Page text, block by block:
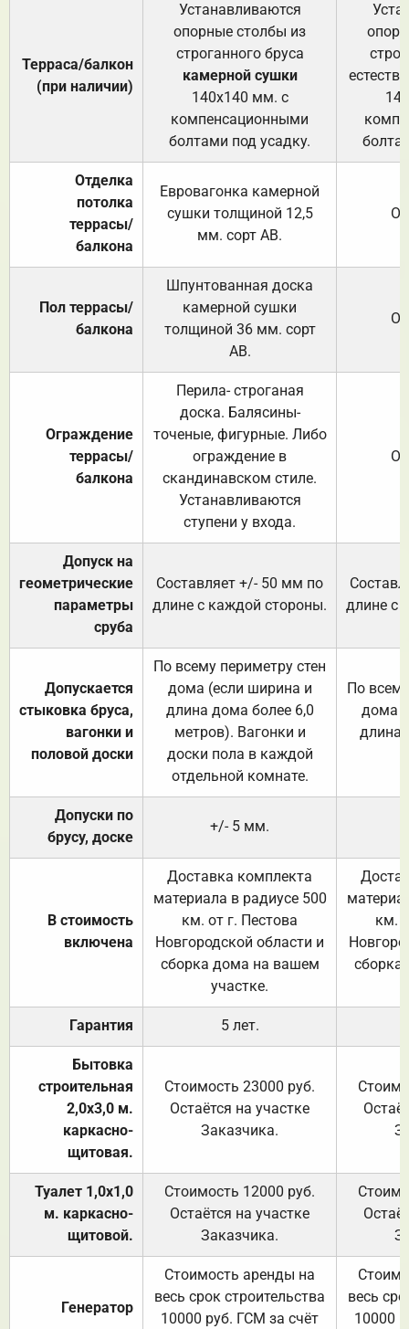
Терраса/балкон
(при наличии)
Устанавливаются
опорные столбы из
строганного бруса
камерной сушки
140х140 мм. с
компенсационными
болтами под усадку.
Отделка
потолка
террасы/
балкона
Евровагонка камерной
сушки толщиной 12,5
мм. сорт АВ.
Пол террасы/
балкона
Шпунтованная доска
камерной сушки
толщиной 36 мм. сорт
АВ.
Ограждение
террасы/
балкона
Перила- строганая
доска. Балясины-
точеные, фигурные. Либо
ограждение в
скандинавском стиле.
Устанавливаются
ступени у входа.
Допуск на
геометрические
параметры
сруба
Составляет +/- 50 мм по
длине с каждой стороны.
длине с
Допускается
стыковка бруса,
вагонки и
половой доски
По всему периметру стен
дома (если ширина и
длина дома более 6,0
метров). Вагонки и
доски пола в каждой
отдельной комнате.
По
дома
длина
Допуски по
брусу, доске
+/- 5 мм.
В стоимость
включена
Доставка комплекта
материала в радиусе 500
км. от г. Пестова
Новгородской области и
сборка дома на вашем
участке.
км.
Гарантия 5 лет.
Бытовка
строительная
2,0х3,0 м.
каркасно-
щитовая.
Стоимость 23000 руб.
Остаётся на участке
Заказчика.
Туалет 1,0х1,0
м. каркасно-
щитовой.
Стоимость 12000 руб.
Остаётся на участке
Заказчика.
Генератор
Стоимость аренды на
весь срок строительства
10000 руб. ГСМ за счёт
весь
10000